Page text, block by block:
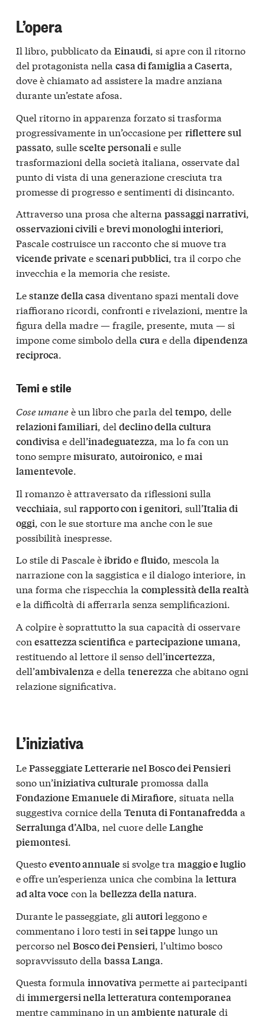
L’opera
Il libro, pubblicato da Einaudi, si apre con il ritorno
del protagonista nella casa di famiglia a Caserta,
dove è chiamato ad assistere la madre anziana
durante un’estate afosa.
Quel ritorno in apparenza forzato si trasforma
progressivamente in un’occasione perriflettere sul
passato, sullescelte personalie sulle
trasformazioni della società italiana, osservate dal
punto di vista di una generazione cresciuta tra
promesse di progresso e sentimenti di disincanto.
Attraverso una prosa che alterna passaggi narrativi,
osservazioni civiliebrevi monologhi interiori,
Pascale costruisce un racconto che si muove tra
vicende private escenari pubblici, tra il corpo che
invecchia e la memoria che resiste.
Lestanze della casadiventano spazi mentali dove
riaffiorano ricordi, confronti e rivelazioni, mentre la
figura della madre — fragile, presente, muta — si
impone come simbolo della curae della dipendenza
reciproca.
Temi e stile
Cose umaneè un libro che parla del tempo, delle
relazioni familiari, del declino della cultura
condivisae dell’inadeguatezza, ma lo fa con un
tono sempremisurato, autoironico, emai
lamentevole.
Il romanzo è attraversato da riflessioni sulla
vecchiaia, sul rapporto con i genitori, sull’Italia di
oggi, con le sue storture ma anche con le sue
possibilità inespresse.
Lo stile di Pascale èibridoefluido, mescola la
narrazione con la saggistica e il dialogo interiore, in
una forma che rispecchia la complessità della realtà
e la difficoltà di afferrarla senza semplificazioni.
A colpire è soprattutto la sua capacità di osservare
con esattezza scientificaepartecipazione umana,
restituendo al lettore il senso dell’incertezza,
dell’ambivalenzae della tenerezzache abitano ogni
relazione significativa.
L’iniziativa
LePasseggiate Letterarie nel Bosco dei Pensieri
sono un’iniziativa culturale promossa dalla
Fondazione Emanuele di Mirafiore, situata nella
suggestiva cornice della Tenuta di Fontanafreddaa
Serralunga d’Alba, nel cuore delleLanghe
piemontesi.
Questoevento annuale si svolge tra maggio e luglio
e offre un’esperienza unica che combina la lettura
ad alta voce con la bellezza della natura.
Durante le passeggiate, gli autorileggono e
commentano i loro testi in sei tappe lungo un
percorso nel Bosco dei Pensieri, l’ultimo bosco
sopravvissuto della bassa Langa.
Questa formula innovativapermette ai partecipanti
di immergersi nella letteratura contemporanea
mentre camminano in un ambiente naturale di